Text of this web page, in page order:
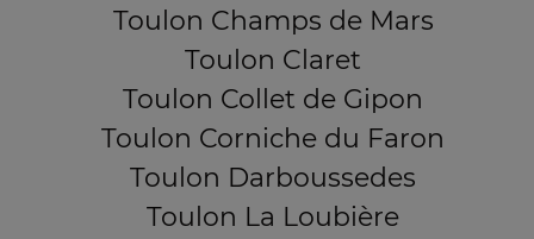
Toulon Champs de Mars
Toulon Claret
Toulon Collet de Gipon
Toulon Corniche du Faron
Toulon Darboussedes
Toulon La Loubière